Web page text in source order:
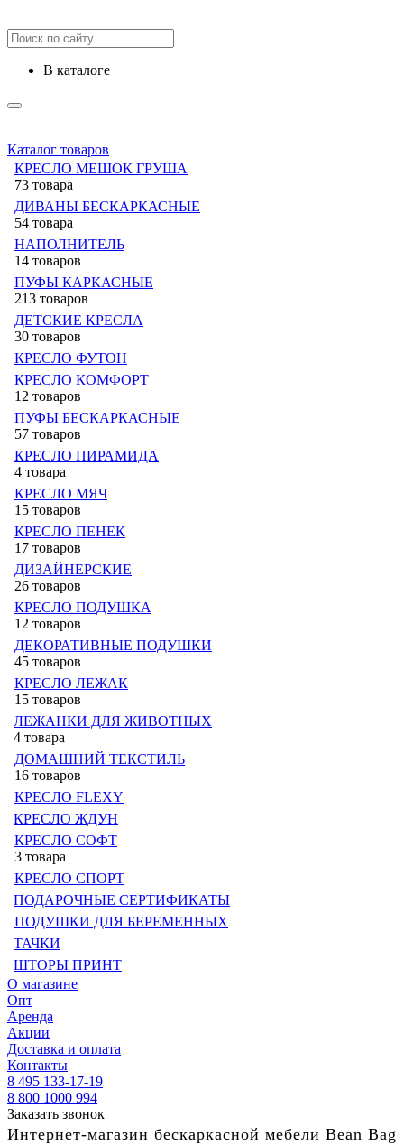
в каталоге
Каталог товаров
КРЕСЛО МЕШОК ГРУША
73 товара
ДИВАНЫ БЕСКАРКАСНЫЕ
54 товара
НАПОЛНИТЕЛЬ
14 товаров
ПУФЫ КАРКАСНЫЕ
213 товаров
ДЕТСКИЕ КРЕСЛА
30 товаров
КРЕСЛО ФУТОН
КРЕСЛО КОМФОРТ
12 товаров
ПУФЫ БЕСКАРКАСНЫЕ
57 товаров
КРЕСЛО ПИРАМИДА
4 товара
КРЕСЛО МЯЧ
15 товаров
КРЕСЛО ПЕНЕК
17 товаров
ДИЗАЙНЕРСКИЕ
26 товаров
КРЕСЛО ПОДУШКА
12 товаров
ДЕКОРАТИВНЫЕ ПОДУШКИ
45 товаров
КРЕСЛО ЛЕЖАК
15 товаров
ЛЕЖАНКИ ДЛЯ ЖИВОТНЫХ
4 товара
ДОМАШНИЙ ТЕКСТИЛЬ
16 товаров
КРЕСЛО FLEXY
КРЕСЛО ЖДУН
КРЕСЛО СОФТ
3 товара
КРЕСЛО СПОРТ
ПОДАРОЧНЫЕ СЕРТИФИКАТЫ
ПОДУШКИ ДЛЯ БЕРЕМЕННЫХ
ТАЧКИ
ШТОРЫ ПРИНТ
О магазине
Опт
Аренда
Акции
Доставка и оплата
Контакты
8 495 133-17-19
8 800 1000 994
Заказать звонок
Интернет-магазин бескаркасной мебели Bean Bag